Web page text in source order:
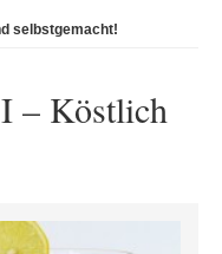
selbstgemacht!
– Köstlich